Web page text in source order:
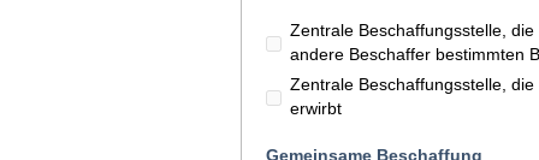
Zentrale Beschaffungsstelle,
andere Beschaffer bestimmten
Zentrale Beschaffungsstelle,
erwirbt
Gemeinsame Beschaffung